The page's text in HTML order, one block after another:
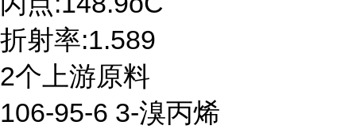
折射率:1.589
2个上游原料
106-95-6 3-溴丙烯